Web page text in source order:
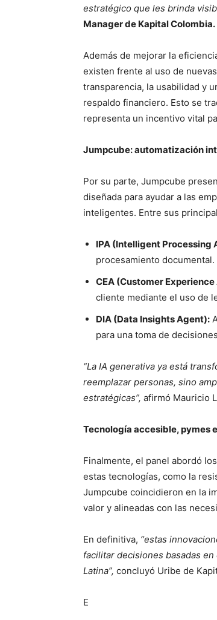
estratégico que les brinda
Manager de Kapital Colombia.
Además de mejorar la
existen frente al uso de
transparencia, la usabilidad y
respaldo financiero. Esto se
representa un incentivo vital
Jumpcube: automatización
Por su parte, Jumpcube
diseñada para ayudar a las
inteligentes. Entre sus
IPA (Intelligent Processing
procesamiento documental.
CEA (Customer
cliente mediante el uso de
DIA (Data Insights Agent):
para una toma de
“La IA generativa ya está
reemplazar personas, sino
estratégicas”, afirmó Mauricio
Tecnología accesible, pymes
Finalmente, el panel abordó
estas tecnologías, como la
Jumpcube coincidieron en la
valor y alineadas con las
En definitiva, “estas
facilitar decisiones basadas
Latina”, concluyó Uribe de
E